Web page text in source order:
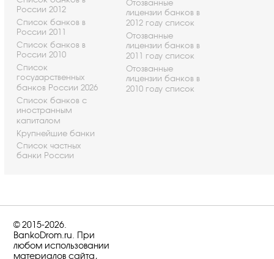
России 2012
Список банков в
России 2011
Список банков в
России 2010
Список
государственных
банков России 2026
Список банков с
иностранным
капиталом
Крупнейшие банки
Список частных
банки России
Отозванные
лицензии банков в
2012 году список
Отозванные
лицензии банков в
2011 году список
Отозванные
лицензии банков в
2010 году список
© 2015-2026.
BankoDrom.ru. При
любом использовании
материалов сайта,